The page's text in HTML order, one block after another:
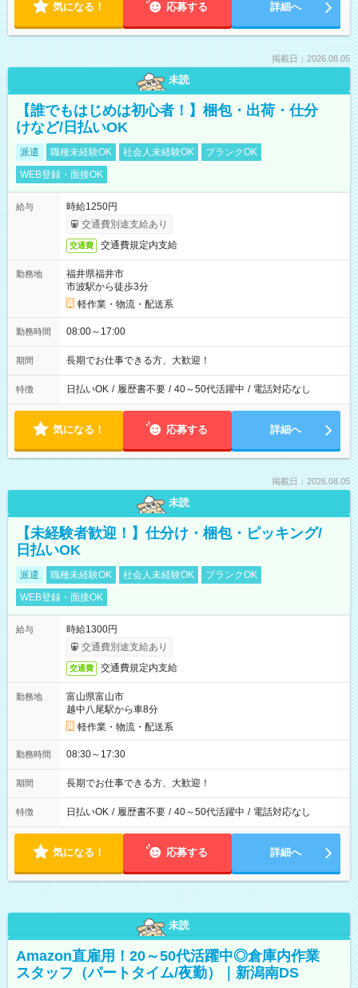
気になる！ 応募する 詳細へ
掲載日：2026.08.05
未読
【誰でもはじめは初心者！】梱包・出荷・仕分
けなど/日払いOK
派遣 職種未経験OK 社会人未経験OK
ブランクOK
WEB登録・面接OK
給与
時給1250円
交通費別途支給あり
交通費 交通費規定内支給
勤務地
福井県福井市
市波駅から徒歩3分
軽作業・物流・配送系
勤務時間 08:00～17:00
期間 長期でお仕事できる方、大歓迎！
特徴 日払いOK / 履歴書不要 / 40～50代活躍中 / 電話対応なし
気になる！ 応募する 詳細へ
掲載日：2026.08.05
未読
【未経験者歓迎！】仕分け・梱包・ピッキング/
日払いOK
派遣 職種未経験OK 社会人未経験OK
ブランクOK
WEB登録・面接OK
給与
時給1300円
交通費別途支給あり
交通費 交通費規定内支給
勤務地
富山県富山市
越中八尾駅から車8分
軽作業・物流・配送系
勤務時間 08:30～17:30
期間 長期でお仕事できる方、大歓迎！
特徴 日払いOK / 履歴書不要 / 40～50代活躍中 / 電話対応なし
気になる！ 応募する 詳細へ
未読
Amazon直雇用！20～50代活躍中◎倉庫内作業
スタッフ（パートタイム/夜勤）｜新潟南DS